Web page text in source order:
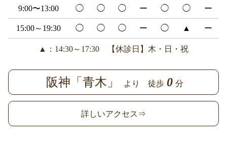
9:00〜13:00 ◯ ◯ ◯ ー ◯ ◯ ー
15:00～19:30 ◯ ◯ ◯ ー ◯ ▲ ー
▲：14:30～17:30 【休診日】木・日・祝
阪神「青木」 より 徒歩 0 分
詳しいアクセス⇒